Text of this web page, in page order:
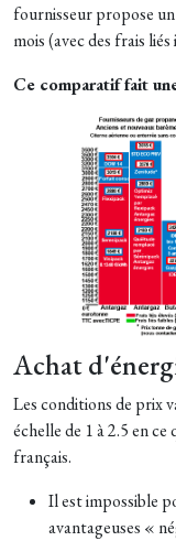
fournisseur propose
mois (avec des frais
Ce comparatif fait
Achat
Les conditions de prix
échelle de 1 à 2.5 en
français.
Il est impossible
avantageuses «